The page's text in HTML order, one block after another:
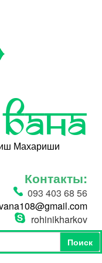
Махариши
Контакты:
093 403 68 56
rohinikharkov
Поиск